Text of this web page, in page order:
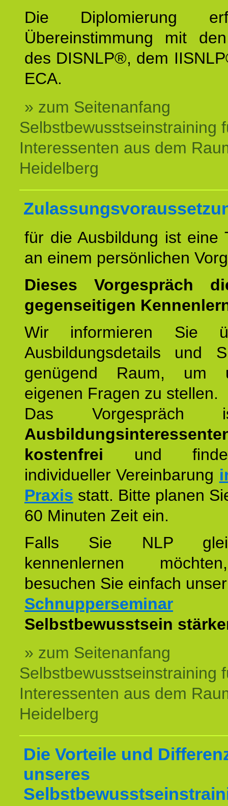
Die Diplomierung
Übereinstimmung mit
des DISNLP®, dem
ECA.
» zum Seitenanfang
Selbstbewusstseinstraining
Interessenten aus dem
Heidelberg
für die Ausbildung ist eine
an einem persönlichen
Dieses Vorgespräch
gegenseitigen
Wir informieren Sie
Ausbildungsdetails und
genügend Raum, um
eigenen Fragen zu stellen.
Das
kostenfrei und
individueller Vereinbarung
Praxis statt. Bitte planen
60 Minuten Zeit ein.
Falls Sie NLP
kennenlernen
besuchen Sie einfach unser
Schnupperseminar
Selbstbewusstsein
» zum Seitenanfang
Selbstbewusstseinstraining
Interessenten aus dem
Heidelberg
Die Vorteile und
unseres